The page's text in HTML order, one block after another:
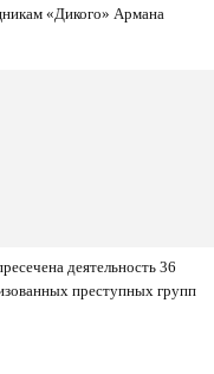
«Дикого» Армана
деятельность 36
преступных групп